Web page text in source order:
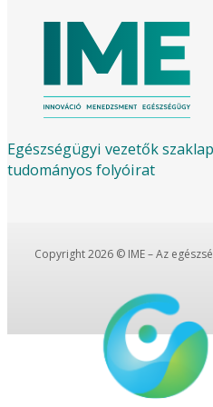
Egészségügyi vezetők
tudományos folyóirat
Copyright 2026 © IME – Az